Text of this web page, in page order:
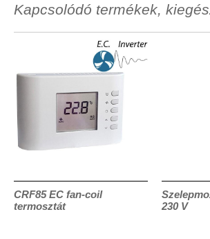
Kapcsolódó termékek,
CRF85 EC fan-coil
termosztát
230 V